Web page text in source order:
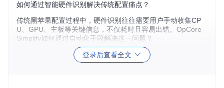
如何通过智能硬件识别解决传统配置痛点？
传统黑苹果配置过程中，硬件识别往往需要用户手动收集CP
U、GPU、主板等关键信息，不仅耗时且容易出错。OpCore
Simplify如何通过自动化手段解决这一问题？
OpCore Simplify欢迎界面展示了工具的核心功能和操作流
登录后查看全文